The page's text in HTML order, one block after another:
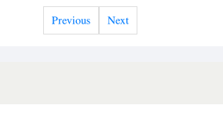
Previous Next